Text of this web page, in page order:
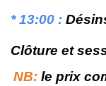
* 13:00 :
Clôture et
NB: le prix